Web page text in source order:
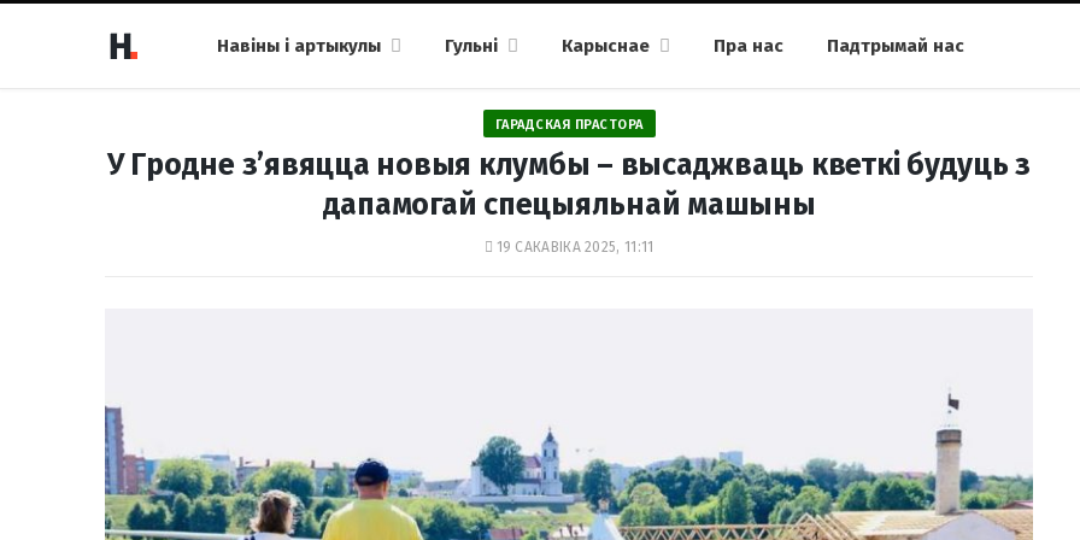
Навіны і артыкулы Гульні Карыснае Пра нас Падтрымай нас
ГАРАДСКАЯ ПРАСТОРА
У Гродне з’явяцца новыя клумбы – высаджваць кветкі будуць з
дапамогай спецыяльнай машыны
19 САКАВІКА 2025, 11:11